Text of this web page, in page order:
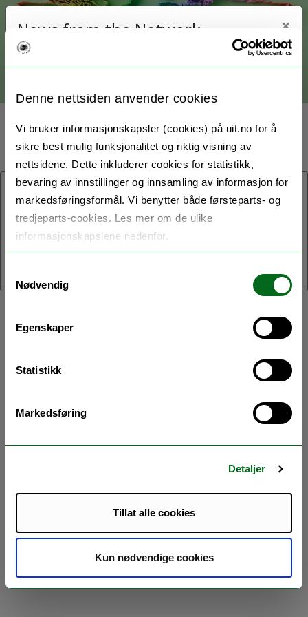
Denne nettsiden anvender cookies
Vi bruker informasjonskapsler (cookies) på uit.no for å
sikre best mulig funksjonalitet og riktig visning av
nettsidene. Dette inkluderer cookies for statistikk,
bevaring av innstillinger og innsamling av informasjon for
markedsføringsformål. Vi benytter både førsteparts- og
tredjeparts-cookies. Les mer om de ulike
informasjonskapslene nedenfor.
Nødvendig
Egenskaper
Statistikk
Markedsføring
Detaljer
Tillat alle cookies
Kun nødvendige cookies
News archive
12.05.2023:
News from the Network
Latest News
News from the Network ×
contributedto an article series about Arctic geopolitics
published by Nordlys.
(15/05/2023) Prof Christopher Rossi (Political Science)
guest lectureson International Law and History of Law at the
University of Gdansk on 12 May.